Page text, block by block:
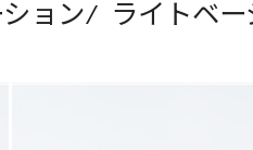
ョン/ ライトベー